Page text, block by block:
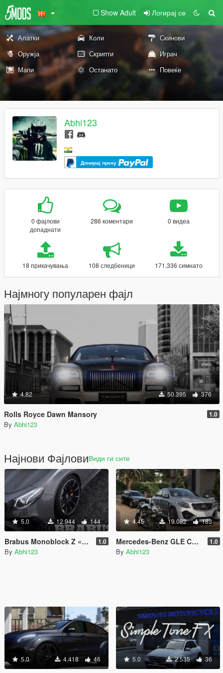
Show Adult Логирај се
Алатки Коли
Скинови
Оружја
Скрипти
Играч
Мапи
Останато Повеќе
Abhi123
Донирај преку
0 фајлови
допаднати
286 коментари 0 видеа
18 прикачувања 108 следбеници 171.336 симнато
Најмногу популарен фајл
4.82 50.395 376
Rolls Royce Dawn Mansory 1.0
By Abhi123
Најнови ФајловиВиди ги сите
5.0 12.944 144
Brabus Monoblock Z «Platinum Edition» wheels 1.0
By Abhi123
4.45 19.082 183
Mercedes-Benz GLE Coupe AMG - Onyx G6 [Add-On | Tuning] 1.0
By Abhi123
5.0 4.418 46 5.0 2.535 36